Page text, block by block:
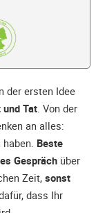
der ersten Idee
und Tat. Von der
an alles:
Beste
Gespräch über
Zeit, sonst
dass Ihr